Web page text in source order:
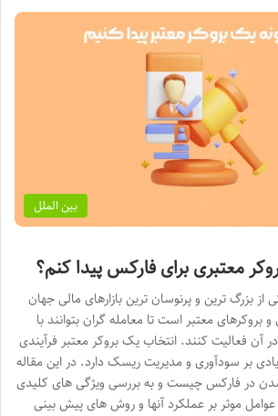
بین الملل
معتبری برای فارکس پیدا کنم؟
از بزرگ ترین و پرنوسان ترین بازارهای مالی جهان
و بروکرهای معتبر است تا معامله گران بتوانند با
آن فعالیت کنند. انتخاب یک بروکر معتبر فرآیندی
بر سودآوری و مدیریت ریسک دارد. در این مقاله
در فارکس چیست و به بررسی ویژگی های کلیدی
موثر بر عملکرد آنها و روش های پیش بینی